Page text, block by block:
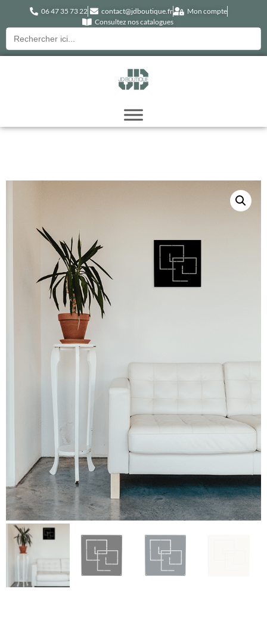
06 47 35 73 22 contact@jdboutique.fr
Mon compte
Consultez nos catalogues
Recherche
pour :